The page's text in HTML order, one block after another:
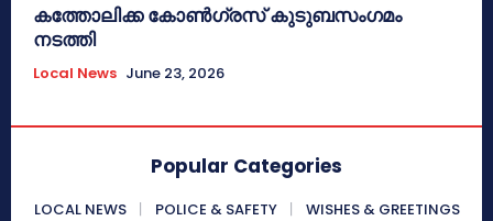
കത്തോലിക്ക കോൺഗ്രസ് കുടുബസംഗമം
നടത്തി
Local News June 23, 2026
Popular Categories
LOCAL NEWS POLICE & SAFETY
WISHES & GREETINGS